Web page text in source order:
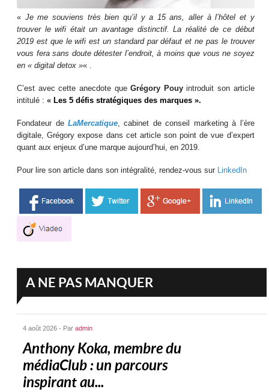
« Je me souviens très bien qu’il y a 15 ans, aller à l’hôtel et y
trouver le wifi était un avantage distinctif. La réalité de ce début
2019 est que le wifi est un standard par défaut et ne pas le trouver
vous fera sans doute détester l’endroit, à moins que vous ne soyez
en « digital detox »« .
C’est avec cette anecdote queGrégory Pouyintroduit son article
intitulé :« Les 5 défis stratégiques des marques ».
Fondateur de LaMercatique, cabinet de conseil marketing à l’ère
digitale, Grégory expose dans cet article son point de vue d’expert
quant aux enjeux d’une marque aujourd’hui, en 2019.
Pour lire son article dans son intégralité, rendez-vous sur LinkedIn
A NE PAS MANQUER
4 août 2026 - Paradmin
Anthony Koka, membre du
médiaClub : un parcours
inspirant au...